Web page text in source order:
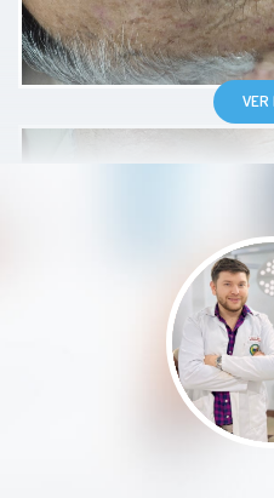
Excelente
Muy
puntual
10 de 10
amabilidad y
VER